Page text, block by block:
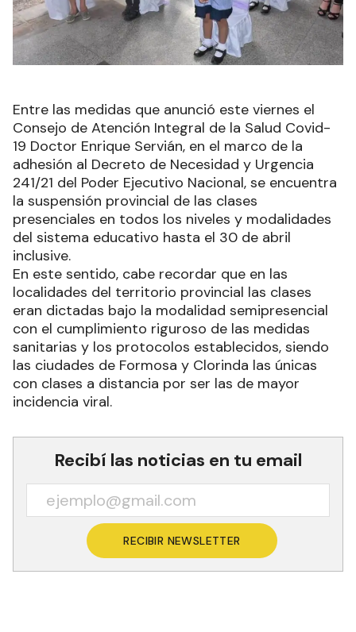
Entre las medidas que anunció este viernes el
Consejo de Atención Integral de la Salud Covid-
19 Doctor Enrique Servián, en el marco de la
adhesión al Decreto de Necesidad y Urgencia
241/21 del Poder Ejecutivo Nacional, se encuentra
la suspensión provincial de las clases
presenciales en todos los niveles y modalidades
del sistema educativo hasta el 30 de abril
inclusive.
En este sentido, cabe recordar que en las
localidades del territorio provincial las clases
eran dictadas bajo la modalidad semipresencial
con el cumplimiento riguroso de las medidas
sanitarias y los protocolos establecidos, siendo
las ciudades de Formosa y Clorinda las únicas
con clases a distancia por ser las de mayor
incidencia viral.
Recibí las noticias en tu email
RECIBIR NEWSLETTER